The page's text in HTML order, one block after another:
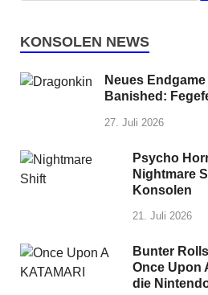
KONSOLEN NEWS
Neues
Banished:
27. Juli 2026
Psycho
Nightmare
Konsolen
21. Juli 2026
Bunter
Once Upon
die